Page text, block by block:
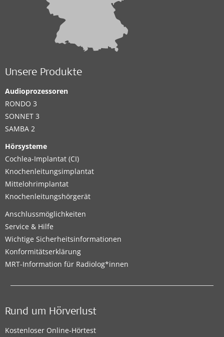
Unsere Produkte
Audioprozessoren
RONDO 3
SONNET 3
SAMBA 2
Hörsysteme
Cochlea-Implantat (CI)
Knochenleitungsimplantat
Mittelohrimplantat
Knochenleitungshörgerät
Anschlussmöglichkeiten
Service & Hilfe
Wichtige Sicherheitsinformationen
Konformitätserklärung
MRT-Information für Radiolog*innen
Rund um Hörverlust
Kostenloser Online-Hörtest